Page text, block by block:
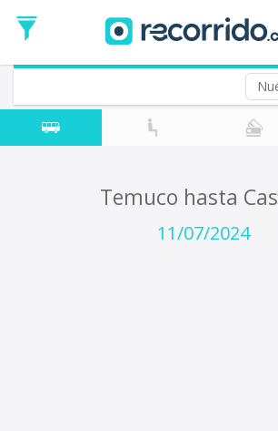
de
Ida
Vuelta (opcional)
Fecha
de
Temuco hasta
11/07/2024